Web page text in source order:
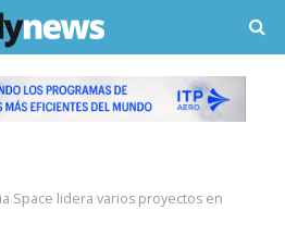
Space lidera varios proyectos en